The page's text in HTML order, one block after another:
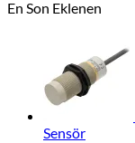
En Son Eklenen
Sensör